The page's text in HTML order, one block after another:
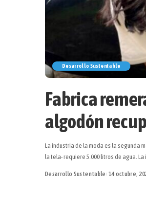
Desarrollo Sustentable
Fabrica
algodón
La industria de la moda es la segunda
la tela- requiere 5.000 litros de agua.
Desarrollo Sustentable 14 octubre,